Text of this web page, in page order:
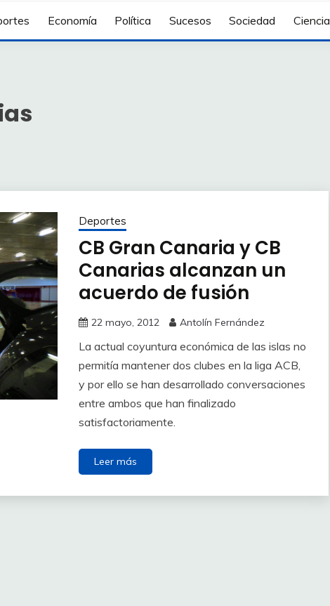
Economía Política Sucesos Sociedad Ciencia
Deportes
CB Gran Canaria y CB
Canarias alcanzan un
acuerdo de fusión
22 mayo, 2012 Antolín Fernández
La actual coyuntura económica de las islas no
permitía mantener dos clubes en la liga ACB,
y por ello se han desarrollado conversaciones
entre ambos que han finalizado
satisfactoriamente.
Leer más